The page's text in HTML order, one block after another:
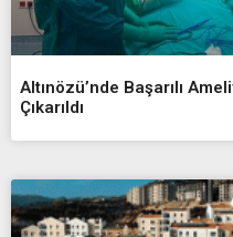
Altınözü’nde Başarılı
Çıkarıldı